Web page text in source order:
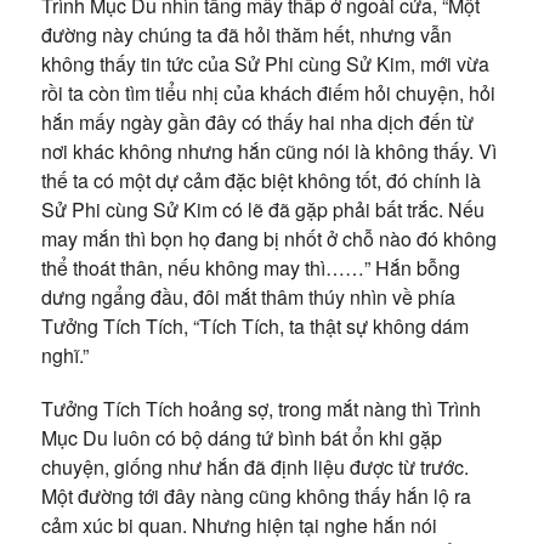
đường này chúng ta đã hỏi thăm hết, nhưng vẫn
không thấy tin tức của Sử Phi cùng Sử Kim, mới vừa
rồi ta còn tìm tiểu nhị của khách điếm hỏi chuyện, hỏi
hắn mấy ngày gần đây có thấy hai nha dịch đến từ
nơi khác không nhưng hắn cũng nói là không thấy. Vì
thế ta có một dự cảm đặc biệt không tốt, đó chính là
Sử Phi cùng Sử Kim có lẽ đã gặp phải bất trắc. Nếu
may mắn thì bọn họ đang bị nhốt ở chỗ nào đó không
thể thoát thân, nếu không may thì……” Hắn bỗng
dưng ngẩng đầu, đôi mắt thâm thúy nhìn về phía
Tưởng Tích Tích, “Tích Tích, ta thật sự không dám
nghĩ.”
Tưởng Tích Tích hoảng sợ, trong mắt nàng thì Trình
Mục Du luôn có bộ dáng tứ bình bát ổn khi gặp
chuyện, giống như hắn đã định liệu được từ trước.
Một đường tới đây nàng cũng không thấy hắn lộ ra
cảm xúc bi quan. Nhưng hiện tại nghe hắn nói